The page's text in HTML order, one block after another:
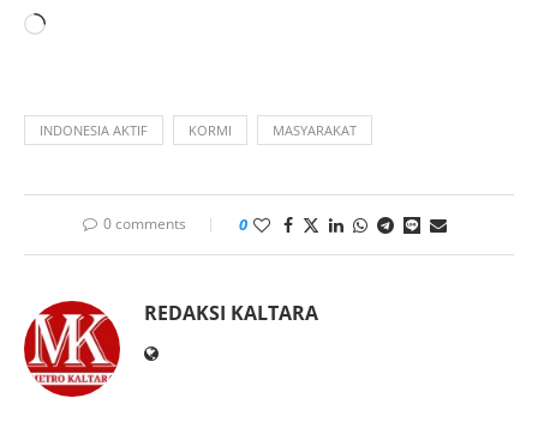
INDONESIA AKTIF KORMI MASYARAKAT
0 comments 0
REDAKSI KALTARA